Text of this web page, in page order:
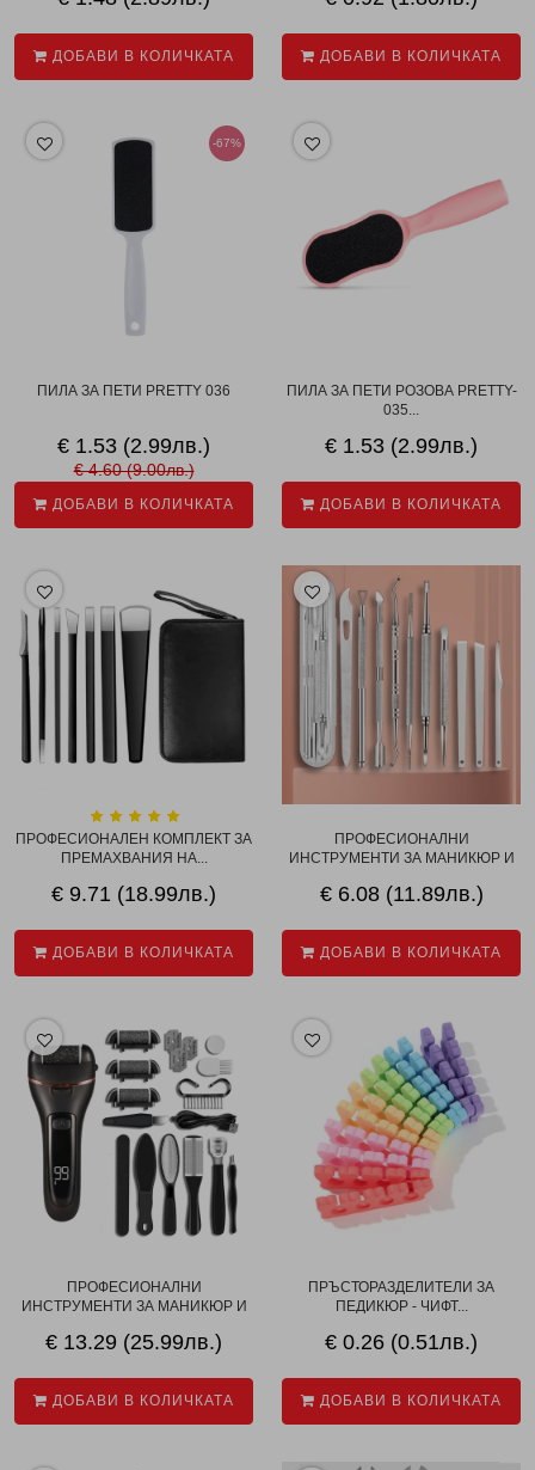
ДОБАВИ В КОЛИЧКАТА ДОБАВИ В КОЛИЧКАТА
-67%
ПИЛА ЗА ПЕТИ PRETTY 036
€ 1.53 (2.99лв.)
€ 4.60 (9.00лв.)
ДОБАВИ В КОЛИЧКАТА
ПИЛА ЗА ПЕТИ РОЗОВА PRETTY-
035...
€ 1.53 (2.99лв.)
ДОБАВИ В КОЛИЧКАТА
ПРОФЕСИОНАЛЕН КОМПЛЕКТ ЗА
ПРЕМАХВАНИЯ НА...
€ 9.71 (18.99лв.)
ДОБАВИ В КОЛИЧКАТА
ПРОФЕСИОНАЛНИ
ИНСТРУМЕНТИ ЗА МАНИКЮР И
€ 6.08 (11.89лв.)
ДОБАВИ В КОЛИЧКАТА
ПРОФЕСИОНАЛНИ
ИНСТРУМЕНТИ ЗА МАНИКЮР И
€ 13.29 (25.99лв.)
ДОБАВИ В КОЛИЧКАТА
ПРЪСТОРАЗДЕЛИТЕЛИ ЗА
ПЕДИКЮР - ЧИФТ...
€ 0.26 (0.51лв.)
ДОБАВИ В КОЛИЧКАТА